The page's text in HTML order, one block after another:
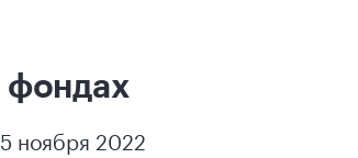
фондах
ноября 2022